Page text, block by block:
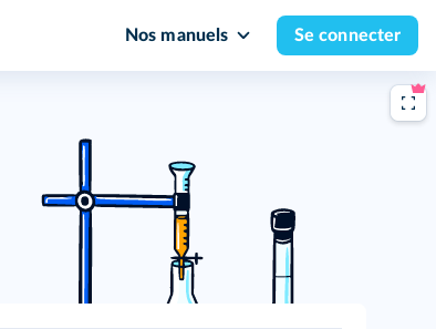
Nos manuels Se connecter